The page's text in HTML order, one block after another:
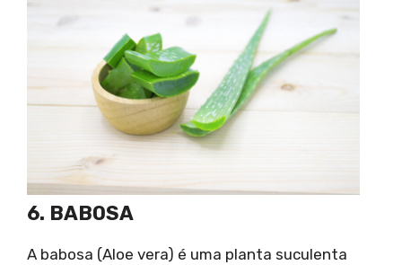
6. BABOSA
A babosa (Aloe vera) é uma planta suculenta